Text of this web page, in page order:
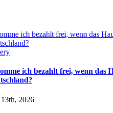
ich bezahlt frei, wenn das
ich bezahlt frei, wenn das
2026